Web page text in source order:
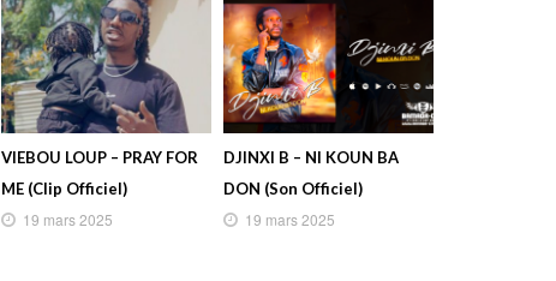
VIEBOU LOUP – PRAY FOR
ME (Clip Officiel)
19 mars 2025
DJINXI B – NI KOUN BA
DON (Son Officiel)
19 mars 2025